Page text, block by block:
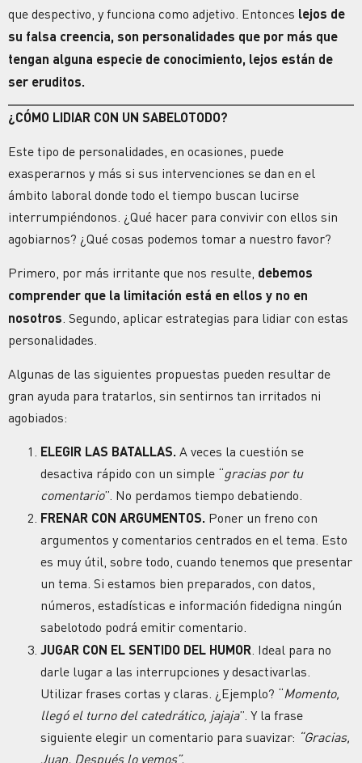
que despectivo, y funciona como adjetivo. Entonces lejos de
su falsa creencia, son personalidades que por más que
tengan alguna especie de conocimiento, lejos están de
ser eruditos.
¿CÓMO LIDIAR CON UN SABELOTODO?
Este tipo de personalidades, en ocasiones, puede
exasperarnos y más si sus intervenciones se dan en el
ámbito laboral donde todo el tiempo buscan lucirse
interrumpiéndonos. ¿Qué hacer para convivir con ellos sin
agobiarnos? ¿Qué cosas podemos tomar a nuestro favor?
Primero, por más irritante que nos resulte, debemos
comprender que la limitación está en ellos y no en
nosotros. Segundo, aplicar estrategias para lidiar con estas
personalidades.
Algunas de las siguientes propuestas pueden resultar de
gran ayuda para tratarlos, sin sentirnos tan irritados ni
agobiados:
ELEGIR LAS BATALLAS. A veces la cuestión se
desactiva rápido con un simple “gracias por tu
comentario”. No perdamos tiempo debatiendo.
FRENAR CON ARGUMENTOS. Poner un freno con
argumentos y comentarios centrados en el tema. Esto
es muy útil, sobre todo, cuando tenemos que presentar
un tema. Si estamos bien preparados, con datos,
números, estadísticas e información fidedigna ningún
sabelotodo podrá emitir comentario.
JUGAR CON EL SENTIDO DEL HUMOR . Ideal para no
darle lugar a las interrupciones y desactivarlas.
Utilizar frases cortas y claras. ¿Ejemplo? “Momento,
llegó el turno del catedrático, jajaja”. Y la frase
siguiente elegir un comentario para suavizar: “Gracias,
Juan. Después lo vemos”.